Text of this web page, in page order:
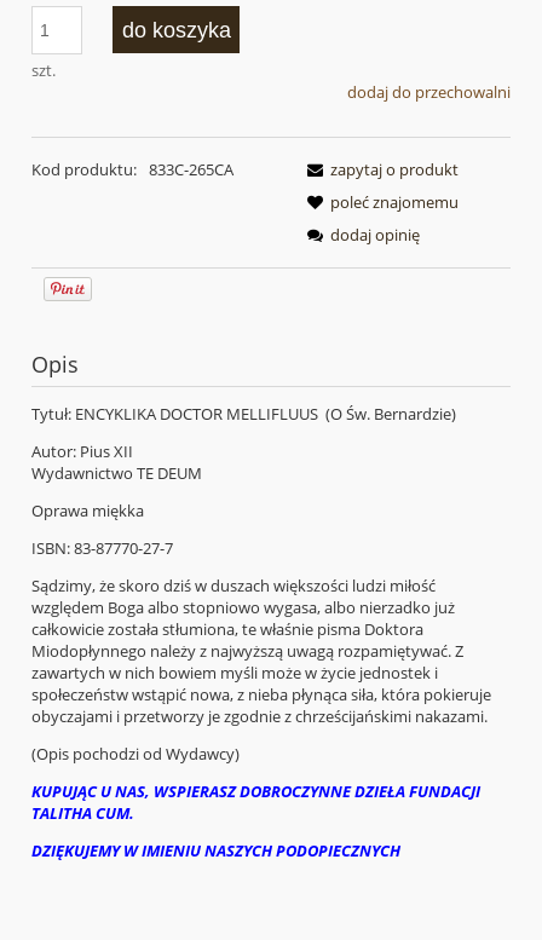
szt.
do koszyka
dodaj do przechowalni
Kod produktu: 833C-265CA
zapytaj o produkt
poleć znajomemu
dodaj opinię
Opis
Tytuł: ENCYKLIKA DOCTOR MELLIFLUUS (O Św. Bernardzie)
Autor: Pius XII
Wydawnictwo TE DEUM
Oprawa miękka
ISBN: 83-87770-27-7
Sądzimy, że skoro dziś w duszach większości ludzi miłość
względem Boga albo stopniowo wygasa, albo nierzadko już
całkowicie została stłumiona, te właśnie pisma Doktora
Miodopłynnego należy z najwyższą uwagą rozpamiętywać. Z
zawartych w nich bowiem myśli może w życie jednostek i
społeczeństw wstąpić nowa, z nieba płynąca siła, która pokieruje
obyczajami i przetworzy je zgodnie z chrześcijańskimi nakazami.
(Opis pochodzi od Wydawcy)
KUPUJĄC U NAS, WSPIERASZ DOBROCZYNNE DZIEŁA FUNDACJI
TALITHA CUM.
DZIĘKUJEMY W IMIENIU NASZYCH PODOPIECZNYCH